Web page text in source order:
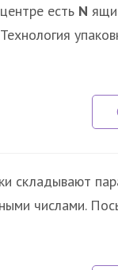
есть N
Технология
складывают
числами.